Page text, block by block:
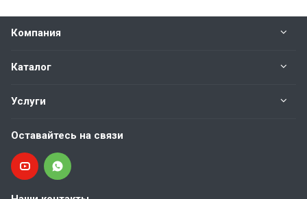
Компания
Каталог
Услуги
Оставайтесь на связи